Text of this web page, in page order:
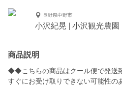
長野県中野市
小沢紀晃 | 小沢観光農園
商品説明
◆◆こちらの商品はクール便で発
すぐにお受け取りできない可能性の